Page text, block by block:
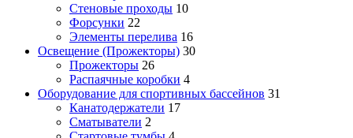
Стеновые проходы 10
Форсунки 22
Элементы перелива 16
Освещение (Прожекторы) 30
Прожекторы 26
Распаячные коробки 4
Оборудование для спортивных бассейнов 31
Канатодержатели 17
Сматыватели 2